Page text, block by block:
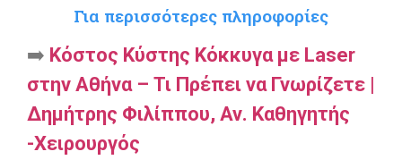
Για περισσότερες πληροφορίες
➡️ Κόστος Κύστης Κόκκυγα με Laser
στην Αθήνα – Τι Πρέπει να Γνωρίζετε |
Δημήτρης Φιλίππου, Αν. Καθηγητής
-Χειρουργός